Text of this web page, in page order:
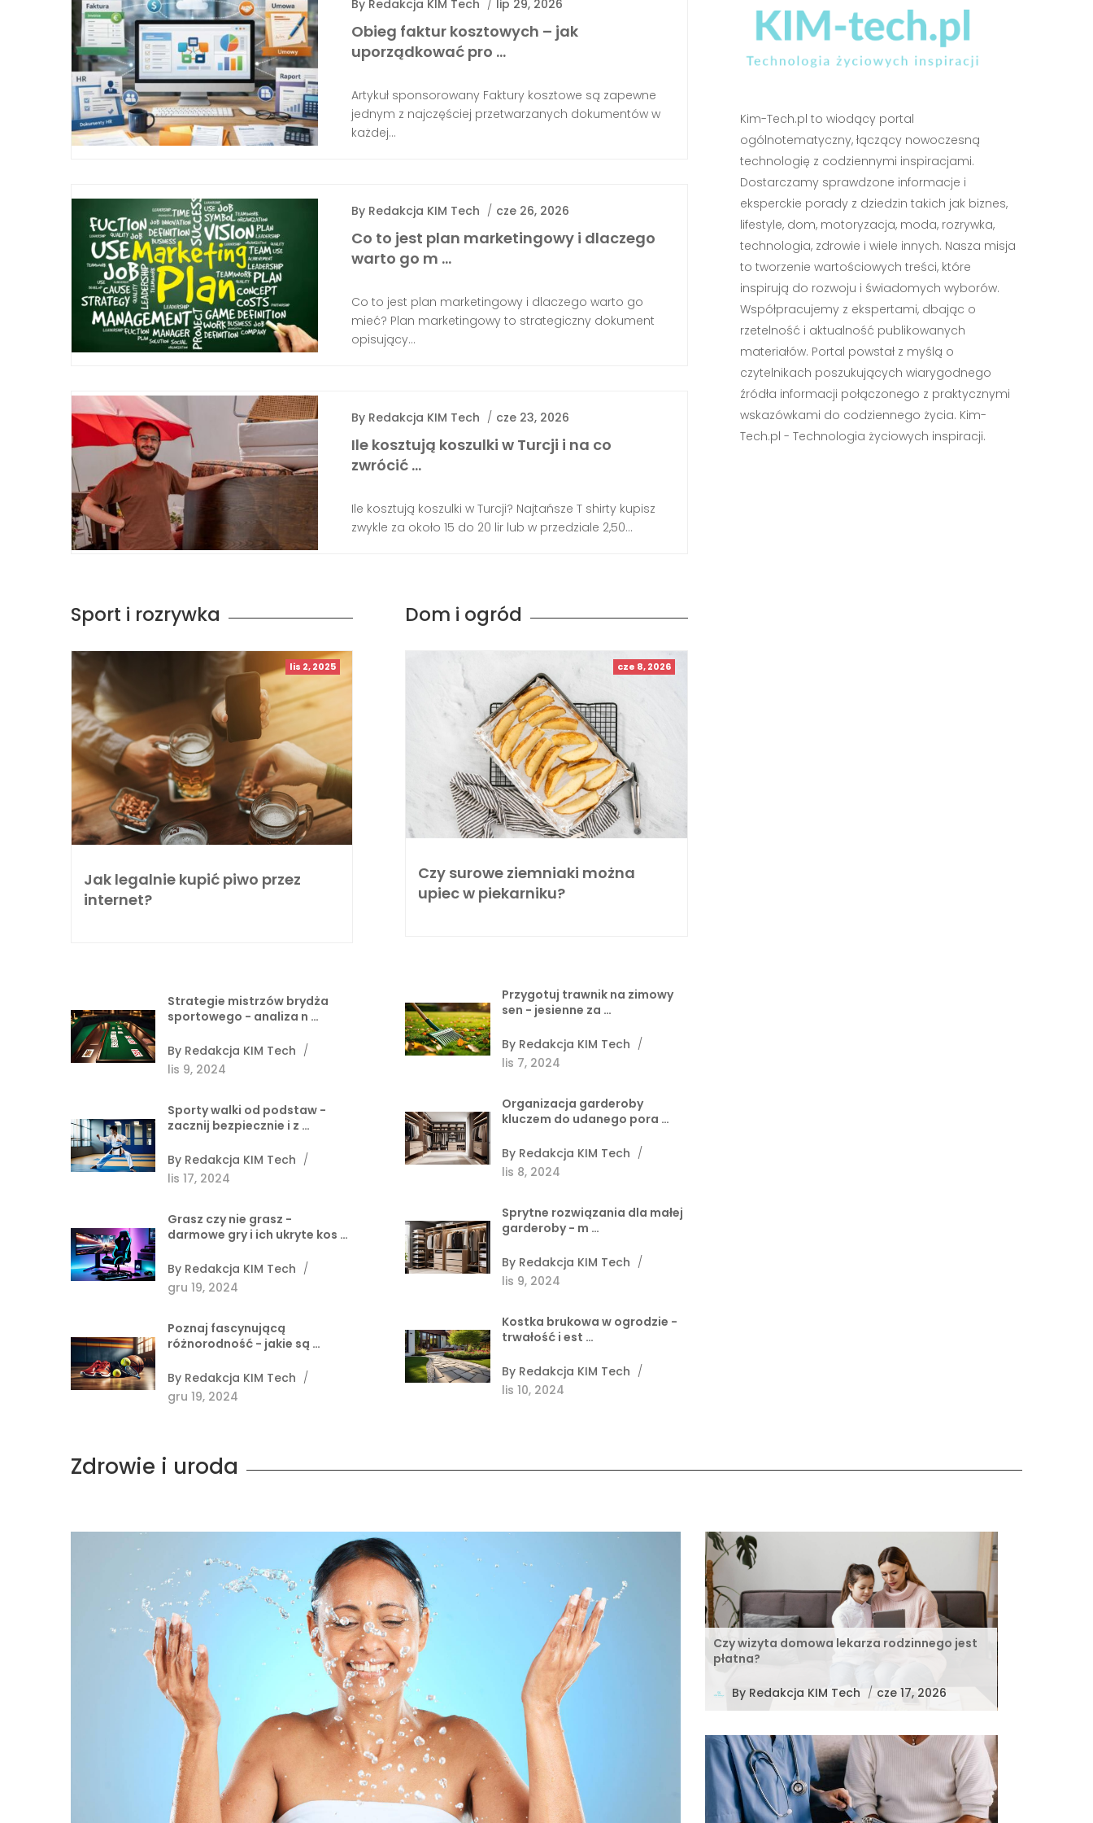
By Redakcja KIM Tech / lip 29, 2026
Obieg faktur kosztowych – jak
uporządkować pro …
Artykuł sponsorowany Faktury kosztowe są zapewne
jednym z najczęściej przetwarzanych dokumentów w
każdej...
By Redakcja KIM Tech / cze 26, 2026
Co to jest plan marketingowy i dlaczego
warto go m …
Co to jest plan marketingowy i dlaczego warto go
mieć? Plan marketingowy to strategiczny dokument
opisujący...
By Redakcja KIM Tech / cze 23, 2026
Ile kosztują koszulki w Turcji i na co
zwrócić …
Ile kosztują koszulki w Turcji? Najtańsze T shirty kupisz
zwykle za około 15 do 20 lir lub w przedziale 2,50...
Sport i rozrywka
lis 2, 2025
Jak legalnie kupić piwo przez
internet?
Strategie mistrzów brydża
sportowego - analiza n …
By Redakcja KIM Tech /
lis 9, 2024
Sporty walki od podstaw -
zacznij bezpiecznie i z …
By Redakcja KIM Tech /
lis 17, 2024
Grasz czy nie grasz -
darmowe gry i ich ukryte kos …
By Redakcja KIM Tech /
gru 19, 2024
Poznaj fascynującą
różnorodność - jakie są …
By Redakcja KIM Tech /
gru 19, 2024
Dom i ogród
cze 8, 2026
Czy surowe ziemniaki można
upiec w piekarniku?
Przygotuj trawnik na zimowy
sen - jesienne za …
By Redakcja KIM Tech /
lis 7, 2024
Organizacja garderoby
kluczem do udanego pora …
By Redakcja KIM Tech /
lis 8, 2024
Sprytne rozwiązania dla małej
garderoby - m …
By Redakcja KIM Tech /
lis 9, 2024
Kostka brukowa w ogrodzie -
trwałość i est …
By Redakcja KIM Tech /
lis 10, 2024
Kim-Tech.pl to wiodący portal
ogólnotematyczny, łączący nowoczesną
technologię z codziennymi inspiracjami.
Dostarczamy sprawdzone informacje i
eksperckie porady z dziedzin takich jak biznes,
lifestyle, dom, motoryzacja, moda, rozrywka,
technologia, zdrowie i wiele innych. Nasza misja
to tworzenie wartościowych treści, które
inspirują do rozwoju i świadomych wyborów.
Współpracujemy z ekspertami, dbając o
rzetelność i aktualność publikowanych
materiałów. Portal powstał z myślą o
czytelnikach poszukujących wiarygodnego
źródła informacji połączonego z praktycznymi
wskazówkami do codziennego życia. Kim-
Tech.pl - Technologia życiowych inspiracji.
Zdrowie i uroda
Czy wizyta domowa lekarza rodzinnego jest
płatna?
By Redakcja KIM Tech / cze 17, 2026